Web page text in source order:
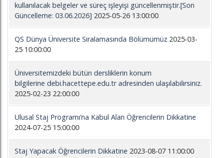
kullanılacak belgeler ve süreç işleyişi güncellenmiştir.[Son
Güncelleme: 03.06.2026] 2025-05-26 13:00:00
QS Dünya Üniversite Sıralamasında Bölümümüz 2025-03-
25 10:00:00
Üniversitemizdeki bütün dersliklerin konum
bilgilerine debi.hacettepe.edu.tr adresinden ulaşılabilirsiniz.
2025-02-23 22:00:00
Ulusal Staj Programı’na Kabul Alan Öğrencilerin Dikkatine
2024-07-25 15:00:00
Staj Yapacak Öğrencilerin Dikkatine 2023-08-07 11:00:00